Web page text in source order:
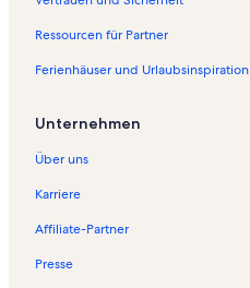
Ressourcen für Partner
Ferienhäuser und Urlaubsinspiration
Unternehmen
Über uns
Karriere
Affiliate-Partner
Presse